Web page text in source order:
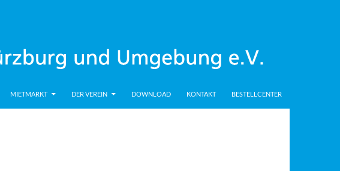
MIETMARKT DER VEREIN DOWNLOAD KONTAKT BESTELLCENTER